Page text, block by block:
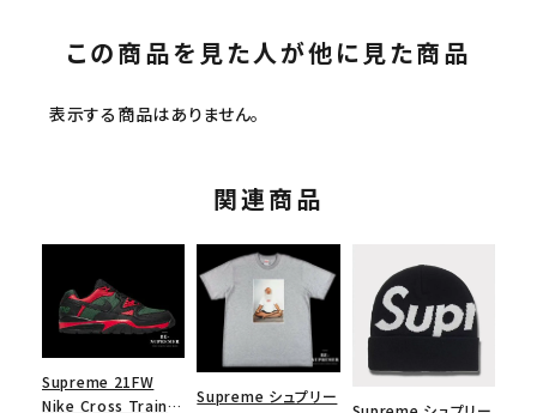
この商品を見た人が他に見た商品
表示する商品はありません。
関連商品
Supreme 21FW
Nike Cross Trainer
Supreme シュプリー